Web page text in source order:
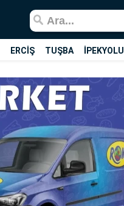
ERCİŞ TUŞBA İPEKYOLU